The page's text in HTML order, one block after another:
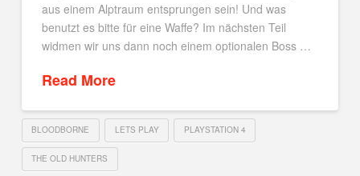
aus einem Alptraum entsprungen sein! Und was
benutzt es bitte für eine Waffe? Im nächsten Teil
widmen wir uns dann noch einem optionalen Boss …
Read More
BLOODBORNE LETS PLAY PLAYSTATION 4
THE OLD HUNTERS